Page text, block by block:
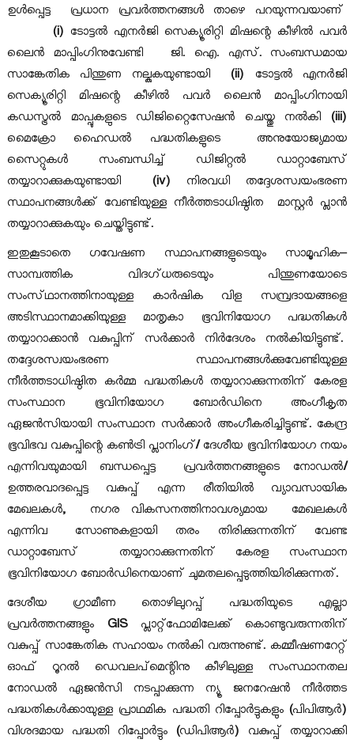
o
r
d
t
e
a
n
d
U
e
B
o
a
ഉൾപ്പെട്ട
പ്രധാന പ്രവർത്തനങ്ങൾ താഴെ പറയുന്നവയാണ്
(i) ടോട്ടൽ എനർജി സെക്യൂരിറ്റി മിഷന്റെ കീഴിൽ പവർ
ലൈൻ മാപ്പിംഗിനുവേണ്ടി
ജി. ഐ. എസ്. സംബന്ധമായ
സാങ്കേതിക പിന്തുണ നല്കുകയുണ്ടായി(ii) ടോട്ടൽ എനർജി
സെക്യൂരിറ്റി മിഷന്റെ കീഴിൽ പവർ ലൈൻ മാപ്പിംഗിനായി
കഡസ്ട്രൽ മാപ്പുകളുടെ ഡിജിറ്റൈസേഷൻ ചെയ്തു നൽകി(iii)
മൈക്രോ ഹൈഡൽ പദ്ധതികളുടെ
അനുയോജ്യമായ
സൈറ്റുകൾ സംബന്ധിച്ച്ഡിജിറ്റൽ ഡാറ്റാബേസ്
തയ്യാറാക്കുകയുണ്ടായി(iv) നിരവധി തദ്ദേശസ്വയംഭരണ
സ്ഥാപനങ്ങൾക്ക് വേണ്ടിയുള്ള നീർത്തടാധിഷ്ഠിത
മാസ്റ്റർ പ്ലാൻ
തയ്യാറാക്കുകയും ചെയ്തിട്ടുണ്ട്.
ഇതുകൂടാതെ ഗവേഷണ സ്ഥാപനങ്ങളുടെയും സാമൂഹിക–
സാമ്പത്തിക വിദഗ്ധരുടെയും പിന്തുണയോടെ
സംസ്ഥാനത്തിനായുള്ള കാർഷിക വിള സമ്പ്രദായങ്ങളെ
അടിസ്ഥാനമാക്കിയുള്ള മാതൃകാ ഭൂവിനിയോഗ പദ്ധതികൾ
തയ്യാറാക്കാൻ വകുപ്പിന് സർക്കാർ നിർദേശം നൽകിയിട്ടുണ്ട്.
തദ്ദേശസ്വയംഭരണ സ്ഥാപനങ്ങൾക്കുവേണ്ടിയുള്ള
നീർത്തടാധിഷ്ഠിത കർമ്മ പദ്ധതികൾ തയ്യാറാക്കുന്നതിന് കേരള
സംസ്ഥാന ഭൂവിനിയോഗ ബോർഡിനെ അംഗീകൃത
ഏജൻസിയായി സംസ്ഥാന സർക്കാർ അംഗീകരിച്ചിട്ടുണ്ട്.കേന്ദ്ര
ഭൂവിഭവ വകുപ്പിന്റെ കൺട്രി പ്ലാനിംഗ്/ ദേശീയ ഭൂവിനിയോഗ നയം
എന്നിവയുമായി ബന്ധപ്പെട്ട
പ്രവർത്തനങ്ങളുടെ നോഡൽ/
ഉത്തരവാദപ്പെട്ട വകുപ്പ് എന്ന രീതിയിൽ വ്യാവസായിക
മേഖലകൾ, നഗര വികസനത്തിനാവശ്യമായ
മേഖലകൾ
എന്നിവ
സോണുകളായി തരം തിരിക്കുന്നതിന്
വേണ്ട
ഡാറ്റാബേസ്
തയ്യാറാക്കുന്നതിന് കേരള സംസ്ഥാന
ഭൂവിനിയോഗ ബോർഡിനെയാണ് ചുമതലപ്പെടുത്തിയിരിക്കുന്നത്.
ദേശീയ ഗ്രാമീണ തൊഴിലുറപ്പ് പദ്ധതിയുടെ എല്ലാ
പ്രവർത്തനങ്ങളുംGISപ്ലാറ്റ്ഫോമിലേക്ക് കൊണ്ടുവരുന്നതിന്
വകുപ്പ് സാങ്കേതിക സഹായം നൽകി വരുന്നുണ്ട്.കമ്മീഷണറേറ്റ്
ഓഫ് റൂറൽ ഡെവലപ്മെന്റിനു കീഴിലുള്ള സംസ്ഥാനതല
നോഡൽ ഏജൻസി നടപ്പാക്കുന്ന ന്യൂ ജനറേഷൻ നീർത്തട
പദ്ധതികൾക്കായുള്ള പ്രാഥമിക പദ്ധതി റിപ്പോർട്ടുകളും(പിപിആർ)
വിശദമായ പദ്ധതി റിപ്പോർട്ടും (ഡിപിആർ) വകുപ്പ് തയ്യാറാക്കി